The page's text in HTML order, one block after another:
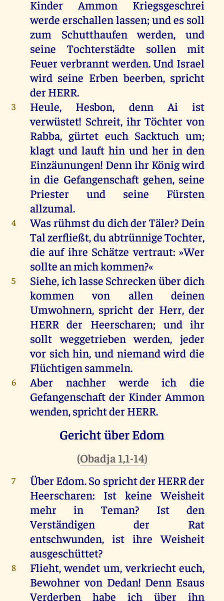
Kinder
Ammon
Kriegsgeschrei
werde erschallenlassen;undes soll
zum
Schutthaufen werden,und
seine Tochterstädte sollen
mit
Feuer verbrannt werden.Und Israel
wird seine Erben beerben, spricht
derHERR.
3 Heule, Hesbon, denn Ai
ist
verwüstet! Schreit, ihr Töchter von
Rabba, gürtet euchSacktuchum;
klagt und lauft hin und her in den
Einzäunungen! Dennihr Königwird
in die Gefangenschaft gehen, seine
Priester
und seine
Fürsten
allzumal.
4 WasrühmstdudichderTäler? Dein
Talzerfließt,duabtrünnigeTochter,
die auf ihre Schätze vertraut: »Wer
sollteanmichkommen?«
5 Siehe,ichlasse Schreckenüberdich
kommen
von allen
deinen
Umwohnern, spricht der Herr,der
HERR der Heerscharen; und ihr
sollt weggetrieben werden,jeder
vor sich hin,und niemand wird die
Flüchtigensammeln.
6 Abernachherwerde ich
die
Gefangenschaft der Kinder Ammon
wenden,sprichtderHERR.
Gericht über Edom
(Obadja 1,1-14)
7 ÜberEdom.So sprichtderHERRder
Heerscharen: Ist keine
Weisheit
mehr
in Teman? Ist
den
Verständigen
der
Rat
entschwunden, ist ihre Weisheit
ausgeschüttet?
8 Flieht,wendet um,verkriecht euch,
Bewohner von Dedan! Denn Esaus
Verderben
habe ich über ihn